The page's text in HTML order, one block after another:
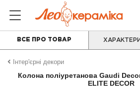
ВСЕ ПРО ТОВАР
Інтер'єрні декори
Колона поліуретанова Gaudi
ELITE DECOR